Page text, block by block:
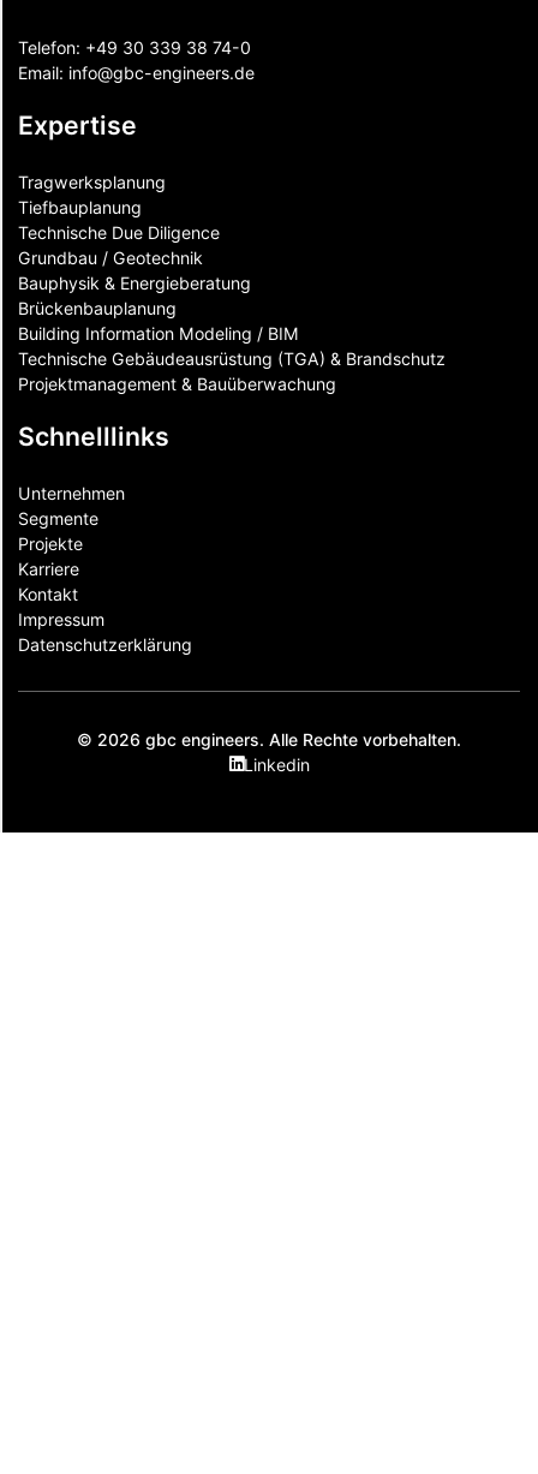
Telefon: +49 30 339 38 74-0
Email: info@gbc-engineers.de
Expertise
Tragwerksplanung
Tiefbauplanung
Technische Due Diligence
Grundbau / Geotechnik
Bauphysik & Energieberatung
Brückenbauplanung
Building Information Modeling / BIM
Technische Gebäudeausrüstung (TGA) & Brandschutz
Projektmanagement & Bauüberwachung
Schnelllinks
Unternehmen
Segmente
Projekte
Karriere
Kontakt
Impressum
Datenschutzerklärung
© 2026 gbc engineers. Alle Rechte vorbehalten.
Linkedin